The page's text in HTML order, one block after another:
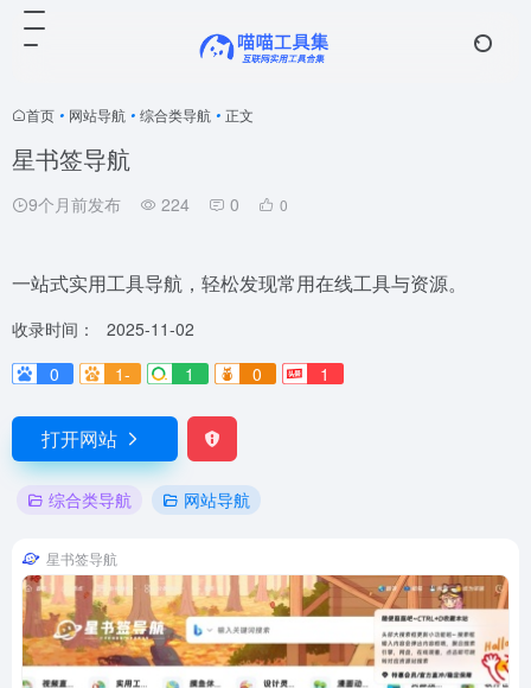
首页 • 网站导航 • 综合类导航 • 正文
星书签导航
9个月前发布 224 0 0
一站式实用工具导航，轻松发现常用在线工具与资源。
收录时间：
2025-11-02
0
1- 1 0 1
打开网站
综合类导航 网站导航
星书签导航